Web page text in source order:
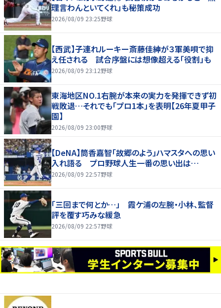
理言わんといてくれ」も秘策成功
2026/08/09 23:25野球
【西武】子連れルーキー斎藤佳紳が３軍美唄で抑
え任される 試合序盤には想像超える「役割」も
2026/08/09 23:12野球
東海地区NO.1右腕が本来の実力を発揮できず初
戦敗退…それでも「プロ1本」を表明【26年夏甲子
園】
2026/08/09 23:00野球
【DeNA】筒香嘉智「故郷のよう」ハマスタへの思い
入れ語る プロ野球人生一番の思い出は…
2026/08/09 22:57野球
「三回まで何とか…」 霞ケ浦の左腕・小林、監督
評を覆す巧みな緩急
2026/08/09 22:57野球